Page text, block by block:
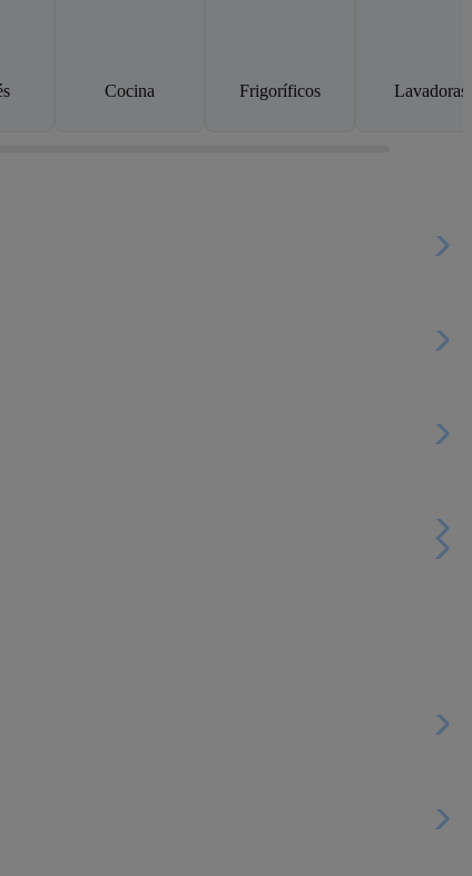
Cocina Frigoríficos Lavadoras